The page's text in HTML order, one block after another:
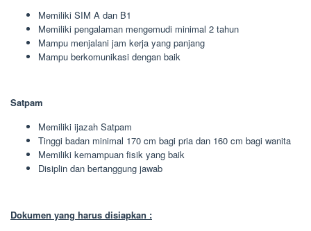
Memiliki SIM A dan B1
Memiliki pengalaman mengemudi minimal 2 tahun
Mampu menjalani jam kerja yang panjang
Mampu berkomunikasi dengan baik
Satpam
Memiliki ijazah Satpam
Tinggi badan minimal 170 cm bagi pria dan 160 cm bagi wanita
Memiliki kemampuan fisik yang baik
Disiplin dan bertanggung jawab
Dokumen yang harus disiapkan :